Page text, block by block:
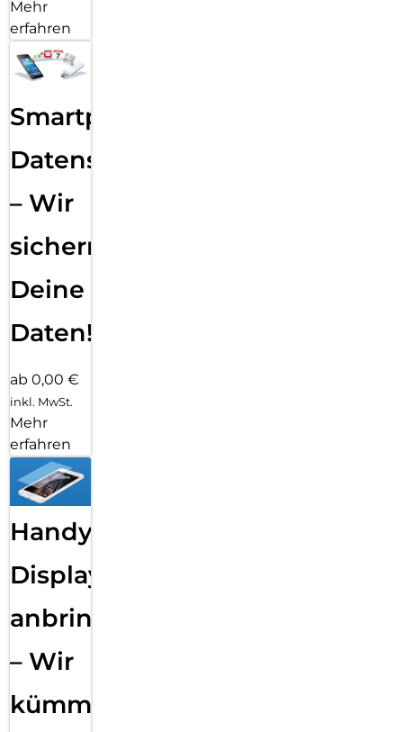
Mehr
erfahren
Smartphone
Datensicherung
– Wir
sichern
Deine
Daten!
ab 0,00 €
inkl. MwSt.
Mehr
erfahren
Handy
Displayfolie
anbringen
– Wir
kümmern